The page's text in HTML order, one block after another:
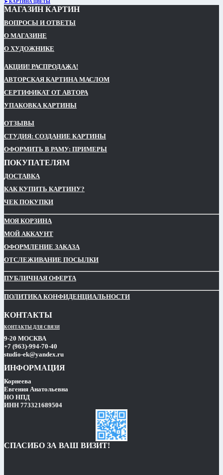
➤ КАРТИНА ЦВЕТЫ
МАГАЗИН КАРТИН
ВОПРОСЫ И ОТВЕТЫ
О МАГАЗИНЕ
О ХУДОЖНИКЕ
АКЦИИ! РАСПРОДАЖА!
АВТОРСКАЯ КАРТИНА МАСЛОМ
СЕРТИФИКАТ ОТ АВТОРА
УПАКОВКА КАРТИНЫ
ОТЗЫВЫ
СТУДИЯ: СОЗДАНИЕ КАРТИНЫ
ОФОРМИТЬ В РАМУ: ПРИМЕРЫ
ПОКУПАТЕЛЯМ
ДОСТАВКА
КАК КУПИТЬ КАРТИНУ?
ЧЕК ПОКУПКИ
МОЯ КОРЗИНА
МОЙ АККАУНТ
ОФОРМЛЕНИЕ ЗАКАЗА
ОТСЛЕЖИВАНИЕ ПОСЫЛКИ
ПУБЛИЧНАЯ ОФЕРТА
ПОЛИТИКА КОНФИДЕНЦИАЛЬНОСТИ
КОНТАКТЫ
КОНТАКТЫ ДЛЯ СВЯЗИ
9-20 МОСКВА
+7 (963)-994-70-40
studio-ek@yandex.ru
ИНФОРМАЦИЯ
Корнеева
Евгения Анатольевна
НО НПД
ИНН 773321689504
СПАСИБО ЗА ВАШ ВИЗИТ!